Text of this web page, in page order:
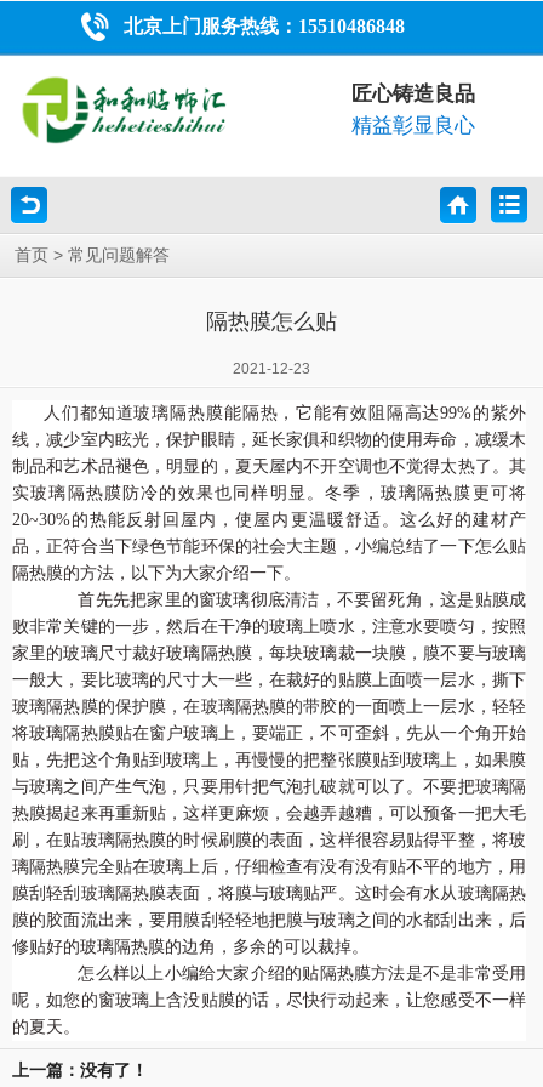
北京上门服务热线： 15510486848
匠心铸造良品
精益彰显良心
首页 > 常见问题解答
隔热膜怎么贴
2021-12-23
人们都知道玻璃隔热膜能隔热，它能有效阻隔高达99%的紫外
线，减少室内眩光，保护眼睛，延长家俱和织物的使用寿命，减缓木
制品和艺术品褪色，明显的，夏天屋内不开空调也不觉得太热了。其
实玻璃隔热膜防冷的效果也同样明显。冬季，玻璃隔热膜更可将
20~30%的热能反射回屋内，使屋内更温暖舒适。这么好的建材产
品，正符合当下绿色节能环保的社会大主题，小编总结了一下怎么贴
隔热膜的方法，以下为大家介绍一下。
首先先把家里的窗玻璃彻底清洁，不要留死角，这是贴膜成
败非常关键的一步，然后在干净的玻璃上喷水，注意水要喷匀，按照
家里的玻璃尺寸裁好玻璃隔热膜，每块玻璃裁一块膜，膜不要与玻璃
一般大，要比玻璃的尺寸大一些，在裁好的贴膜上面喷一层水，撕下
玻璃隔热膜的保护膜，在玻璃隔热膜的带胶的一面喷上一层水，轻轻
将玻璃隔热膜贴在窗户玻璃上，要端正，不可歪斜，先从一个角开始
贴，先把这个角贴到玻璃上，再慢慢的把整张膜贴到玻璃上，如果膜
与玻璃之间产生气泡，只要用针把气泡扎破就可以了。不要把玻璃隔
热膜揭起来再重新贴，这样更麻烦，会越弄越糟，可以预备一把大毛
刷，在贴玻璃隔热膜的时候刷膜的表面，这样很容易贴得平整，将玻
璃隔热膜完全贴在玻璃上后，仔细检查有没有没有贴不平的地方，用
膜刮轻刮玻璃隔热膜表面，将膜与玻璃贴严。这时会有水从玻璃隔热
膜的胶面流出来，要用膜刮轻轻地把膜与玻璃之间的水都刮出来，后
修贴好的玻璃隔热膜的边角，多余的可以裁掉。
怎么样以上小编给大家介绍的贴隔热膜方法是不是非常受用
呢，如您的窗玻璃上含没贴膜的话，尽快行动起来，让您感受不一样
的夏天。
上一篇：没有了！